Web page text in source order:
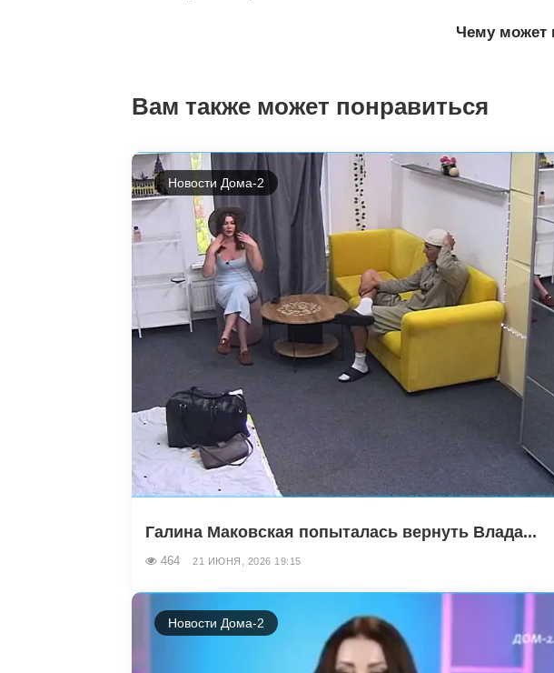
Чему может
Вам также может понравиться
Новости Дома-2
Галина Маковская попыталась вернуть Влада...
464 21 ИЮНЯ, 2026 19:15
Новости Дома-2